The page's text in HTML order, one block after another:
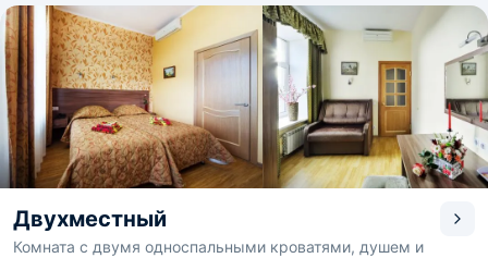
Двухместный
Комната с двумя односпальными кроватями, душем и